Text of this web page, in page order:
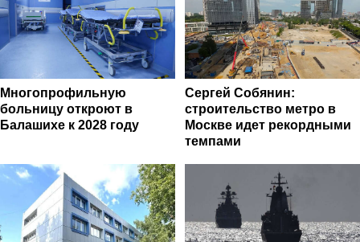
Многопрофильную
больницу откроют в
Балашихе к 2028 году
Сергей Собянин:
строительство метро в
Москве идет рекордными
темпами